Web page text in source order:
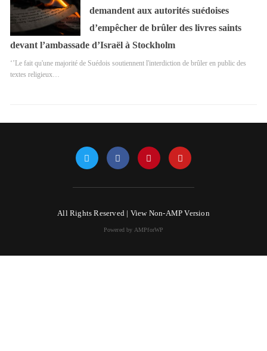
demandent aux autorités suédoises
d’empêcher de brûler des livres saints
devant l’ambassade d’Israël à Stockholm
‘’Le fait qu'une majorité de Suédois soutiennent l'interdiction de brûler en public des
textes religieux…
All Rights Reserved | View Non-AMP Version
Powered by AMPforWP